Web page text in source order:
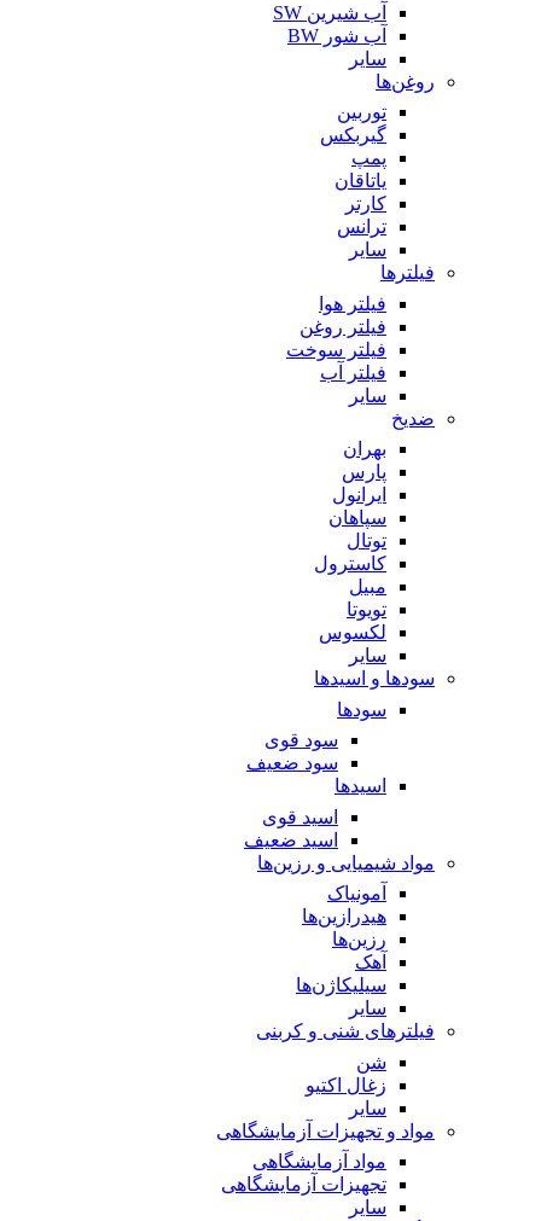
آب شیرین SW
آب شور BW
سایر
روغن‌ها
توربین
گیربکس
پمپ
یاتاقان
کارتر
ترانس
سایر
فیلترها
فیلتر هوا
فیلتر روغن
فیلتر سوخت
فیلتر آب
سایر
ضدیخ
بهران
پارس
ایرانول
سپاهان
توتال
کاسترول
مبیل
تویوتا
لکسوس
سایر
سودها و اسیدها
سود‌ها
سود قوی
سود ضعیف
اسید‌ها
اسید قوی
اسید ضعیف
مواد شیمیایی و رزین‌ها
آمونیاک
هیدرازین‌ها
رزین‌ها
آهک
سیلیکاژن‌ها
سایر
فیلترهای شنی و کربنی
شن
زغال اکتیو
سایر
مواد و تجهیزات آزمایشگاهی
مواد آزمایشگاهی
تجهیزات آزمایشگاهی
سایر